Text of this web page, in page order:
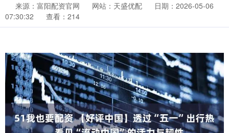
来源：富阳配资官网 网站：天盛优配
日期：2026-05-06
07:30:32
查看：214